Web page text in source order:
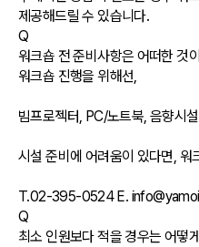
제공해드릴 수 있습니다.
Q
워크숍 전 준비사항은 어떠한 것
워크숍 진행을 위해선,
빔프로젝터, PC/노트북, 음향시
시설 준비에 어려움이 있다면, 워
T.02-395-0524 E.
Q
최소 인원보다 적을 경우는 어떻